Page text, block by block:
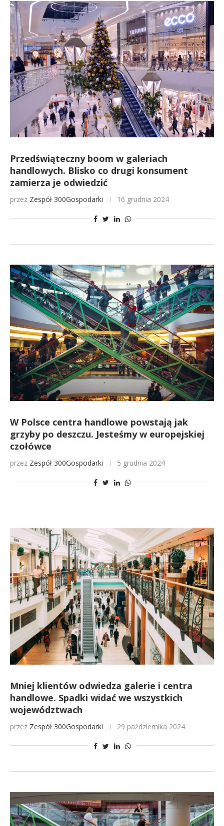
Przedświąteczny boom w galeriach
handlowych. Blisko co drugi konsument
zamierza je odwiedzić
przez Zespół 300Gospodarki 16 grudnia 2024
W Polsce centra handlowe powstają jak
grzyby po deszczu. Jesteśmy w europejskiej
czołówce
przez Zespół 300Gospodarki 5 grudnia 2024
Mniej klientów odwiedza galerie i centra
handlowe. Spadki widać we wszystkich
województwach
przez Zespół 300Gospodarki 29 października 2024